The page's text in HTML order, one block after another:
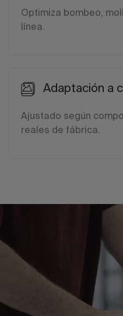
Optimiza bombeo,
línea.
Adaptación a
Ajustado según
reales de fábrica.